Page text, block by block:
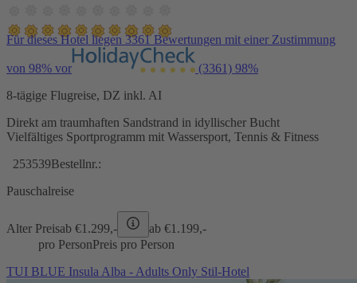
Für dieses Hotel liegen 3361 Bewertungen mit einer Zustimmung
von 98% vor (3361) 98%
8-tägige Flugreise, DZ inkl. AI
Direkt am traumhaften Sandstrand in idyllischer Bucht
Vielfältiges Sportprogramm mit Wassersport, Tennis & Fitness
253539Bestellnr.:
Pauschalreise
Alter Preisab €1.299,- ab €1.199,-
pro PersonPreis pro Person
TUI BLUE Insula Alba - Adults Only Stil-Hotel